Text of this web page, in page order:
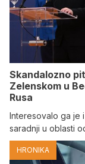
Skandalozno
Zelenskom u
Rusa
Interesovalo ga je
saradnji u oblasti
HRONIKA